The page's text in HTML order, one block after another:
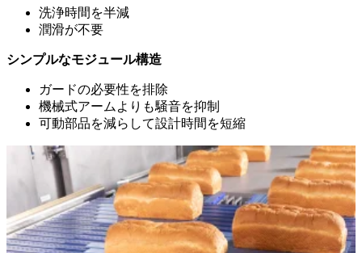
洗浄時間を半減
潤滑が不要
シンプルなモジュール構造
ガードの必要性を排除
機械式アームよりも騒音を抑制
可動部品を減らして設計時間を短縮